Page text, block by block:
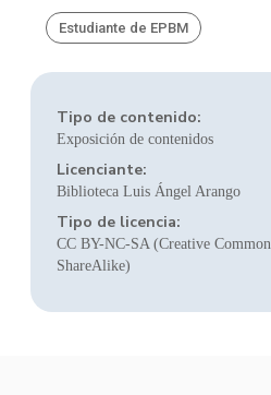
Estudiante de EPBM
Tipo de contenido:
Exposición de contenidos
Licenciante:
Biblioteca Luis Ángel Arango
Tipo de licencia:
CC BY-NC-SA (Creative
ShareAlike)